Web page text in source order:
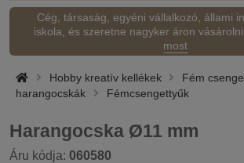
Cég, társaság, egyéni vállalkozó, állami
iskola, és szeretne nagyker áron
most
Hobby kreatív kellékek
Fém
harangocskák
Fémcsengettyűk
Harangocska Ø11 mm
Áru kódja: 060580